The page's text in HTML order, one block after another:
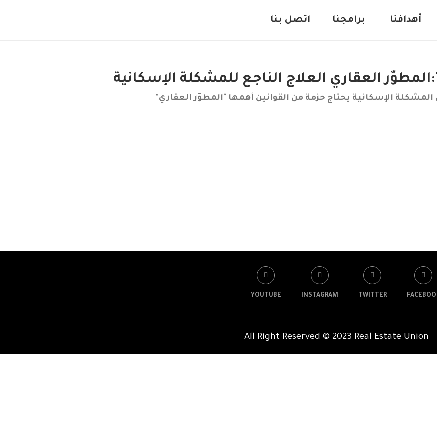
أهدافنا ‏ برامجنا اتصل بنا
العقاري العلاج الناجع للمشكلة الإسكانية
الإسكانية يحتاج حزمة من القوانين أهمها "المطوّر العقاري"
TWITTER
INSTAGRAM
YOUTUBE
All Right Reserved © 2023 Real Estate Union